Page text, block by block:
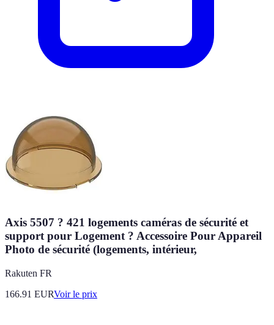
Axis 5507 ? 421 logements caméras de sécurité et
support pour Logement ? Accessoire Pour Appareil
Photo de sécurité (logements, intérieur,
Rakuten FR
166.91 EURVoir le prix